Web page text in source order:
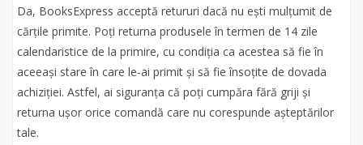
Da, BooksExpress acceptă retururi dacă nu ești mulțumit de
cărțile primite. Poți returna produsele în termen de 14 zile
calendaristice de la primire, cu condiția ca acestea să fie în
aceeași stare în care le-ai primit și să fie însoțite de dovada
achiziției. Astfel, ai siguranța că poți cumpăra fără griji și
returna ușor orice comandă care nu corespunde așteptărilor
tale.